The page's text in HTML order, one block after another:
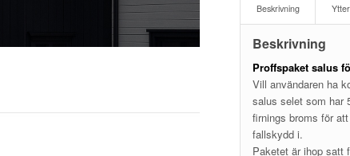
Beskrivning
Beskrivning
Proffspaket salus
Vill användaren ha
salus selet som har
firnings broms för
fallskydd i.
Paketet är ihop satt